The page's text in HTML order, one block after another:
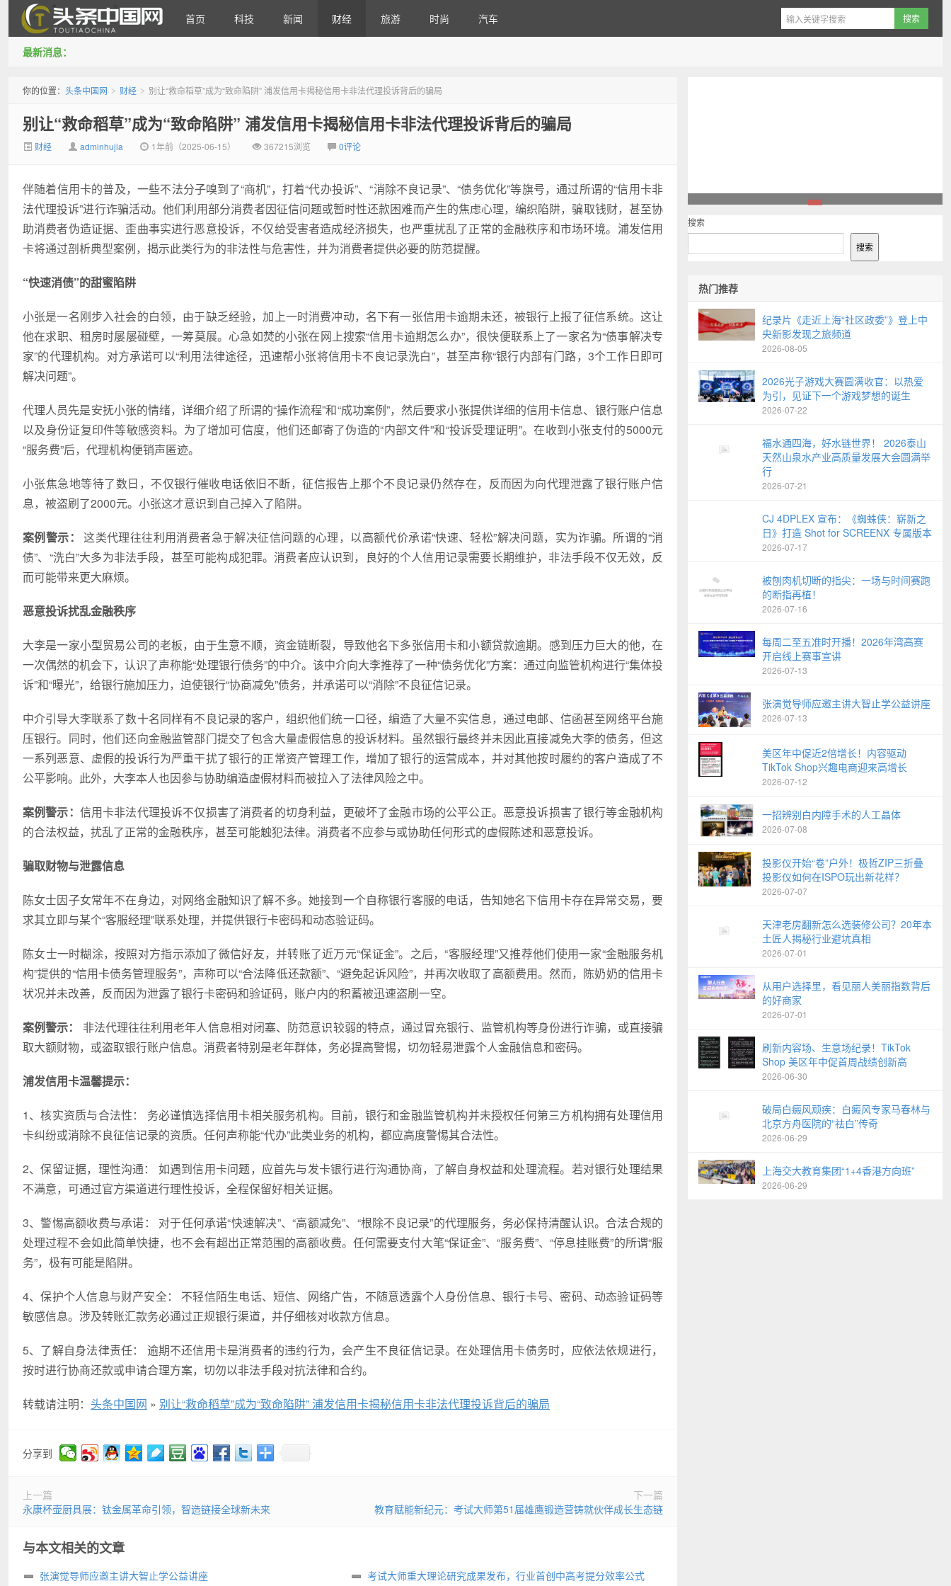
首页 科技 新闻 财经 旅游 时尚 汽车
最新消息：
你的位置： 头条中国网 > 财经 > 别让“救命稻草”成为“致命陷阱” 浦发信用卡揭秘信用卡非法代理投诉背后的骗局
别让“救命稻草”成为“致命陷阱” 浦发信用卡揭秘信用卡非法代理投诉背后的骗局
财经 adminhujia 1年前（2025-06-15） 367215浏览 0评论
伴随着信用卡的普及，一些不法分子嗅到了“商机”，打着“代办投诉”、“消除不良记录”、“债务优化”等旗号，通过所谓的“信用卡非
法代理投诉”进行诈骗活动。他们利用部分消费者因征信问题或暂时性还款困难而产生的焦虑心理，编织陷阱，骗取钱财，甚至协
助消费者伪造证据、歪曲事实进行恶意投诉，不仅给受害者造成经济损失，也严重扰乱了正常的金融秩序和市场环境。浦发信用
卡将通过剖析典型案例，揭示此类行为的非法性与危害性，并为消费者提供必要的防范提醒。
“快速消债”的甜蜜陷阱
小张是一名刚步入社会的白领，由于缺乏经验，加上一时消费冲动，名下有一张信用卡逾期未还，被银行上报了征信系统。这让
他在求职、租房时屡屡碰壁，一筹莫展。心急如焚的小张在网上搜索“信用卡逾期怎么办”，很快便联系上了一家名为“债事解决专
家”的代理机构。对方承诺可以“利用法律途径，迅速帮小张将信用卡不良记录洗白”，甚至声称“银行内部有门路，3个工作日即可
解决问题”。
代理人员先是安抚小张的情绪，详细介绍了所谓的“操作流程”和“成功案例”，然后要求小张提供详细的信用卡信息、银行账户信息
以及身份证复印件等敏感资料。为了增加可信度，他们还邮寄了伪造的“内部文件”和“投诉受理证明”。在收到小张支付的5000元
“服务费”后，代理机构便销声匿迹。
小张焦急地等待了数日，不仅银行催收电话依旧不断，征信报告上那个不良记录仍然存在，反而因为向代理泄露了银行账户信
息，被盗刷了2000元。小张这才意识到自己掉入了陷阱。
案例警示：
这类代理往往利用消费者急于解决征信问题的心理，以高额代价承诺“快速、轻松”解决问题，实为诈骗。所谓的“消
债”、“洗白”大多为非法手段，甚至可能构成犯罪。消费者应认识到，良好的个人信用记录需要长期维护，非法手段不仅无效，反
而可能带来更大麻烦。
恶意投诉扰乱金融秩序
大李是一家小型贸易公司的老板，由于生意不顺，资金链断裂，导致他名下多张信用卡和小额贷款逾期。感到压力巨大的他，在
一次偶然的机会下，认识了声称能“处理银行债务”的中介。该中介向大李推荐了一种“债务优化”方案：通过向监管机构进行“集体投
诉”和“曝光”，给银行施加压力，迫使银行“协商减免”债务，并承诺可以“消除”不良征信记录。
中介引导大李联系了数十名同样有不良记录的客户，组织他们统一口径，编造了大量不实信息，通过电邮、信函甚至网络平台施
压银行。同时，他们还向金融监管部门提交了包含大量虚假信息的投诉材料。虽然银行最终并未因此直接减免大李的债务，但这
一系列恶意、 虚假的投诉行为严重干扰了银行的正常资产管理工作，增加了银行的运营成本，并对其他按时履约的客户造成了不
公平影响。此外，大李本人也因参与协助编造虚假材料而被拉入了法律风险之中。
案例警示： 信用卡非法代理投诉不仅损害了消费者的切身利益，更破坏了金融市场的公平公正。恶意投诉损害了银行等金融机构
的合法权益，扰乱了正常的金融秩序，甚至可能触犯法律。消费者不应参与或协助任何形式的虚假陈述和恶意投诉。
骗取财物与泄露信息
陈女士因子女常年不在身边，对网络金融知识了解不多。她接到一个自称银行客服的电话，告知她名下信用卡存在异常交易，要
求其立即与某个“客服经理”联系处理，并提供银行卡密码和动态验证码。
陈女士一时糊涂，按照对方指示添加了微信好友，并转账了近万元“保证金”。之后，“客服经理”又推荐他们使用一家“金融服务机
构”提供的“信用卡债务管理服务”，声称可以“合法降低还款额”、“避免起诉风险”，并再次收取了高额费用。然而，陈奶奶的信用卡
状况并未改善，反而因为泄露了银行卡密码和验证码，账户内的积蓄被迅速盗刷一空。
案例警示：
非法代理往往利用老年人信息相对闭塞、防范意识较弱的特点，通过冒充银行、监管机构等身份进行诈骗，或直接骗
取大额财物，或盗取银行账户信息。消费者特别是老年群体，务必提高警惕，切勿轻易泄露个人金融信息和密码。
浦发信用卡温馨提示：
1、核实资质与合法性： 务必谨慎选择信用卡相关服务机构。目前，银行和金融监管机构并未授权任何第三方机构拥有处理信用
卡纠纷或消除不良征信记录的资质。任何声称能“代办”此类业务的机构，都应高度警惕其合法性。
2、保留证据，理性沟通： 如遇到信用卡问题，应首先与发卡银行进行沟通协商，了解自身权益和处理流程。若对银行处理结果
不满意，可通过官方渠道进行理性投诉，全程保留好相关证据。
3、警惕高额收费与承诺： 对于任何承诺“快速解决”、“高额减免”、“根除不良记录”的代理服务，务必保持清醒认识。合法合规的
处理过程不会如此简单快捷，也不会有超出正常范围的高额收费。任何需要支付大笔“保证金”、“服务费”、“停息挂账费”的所谓“服
务”，极有可能是陷阱。
4、保护个人信息与财产安全： 不轻信陌生电话、短信、网络广告，不随意透露个人身份信息、银行卡号、密码、动态验证码等
敏感信息。涉及转账汇款务必通过正规银行渠道，并仔细核对收款方信息。
5、了解自身法律责任： 逾期不还信用卡是消费者的违约行为，会产生不良征信记录。在处理信用卡债务时，应依法依规进行，
按时进行协商还款或申请合理方案，切勿以非法手段对抗法律和合约。
转载请注明： 头条中国网 » 别让“救命稻草”成为“致命陷阱” 浦发信用卡揭秘信用卡非法代理投诉背后的骗局
分享到
上一篇
永康杯壶厨具展：钛金属革命引领，智造链接全球新未来
下一篇
教育赋能新纪元：考试大师第51届雄鹰锻造营铸就伙伴成长生态链
与本文相关的文章
张演觉导师应邀主讲大智止学公益讲座 考试大师重大理论研究成果发布，行业首创中高考提分效率公式
搜索
搜索
热门推荐
纪录片《走近上海“社区政委”》登上中
央新影发现之旅频道
2026-08-05
2026光子游戏大赛圆满收官：以热爱
为引，见证下一个游戏梦想的诞生
2026-07-22
福水通四海，好水链世界！ 2026泰山
天然山泉水产业高质量发展大会圆满举
行
2026-07-21
CJ 4DPLEX 宣布：《蜘蛛侠：崭新之
日》打造 Shot for SCREENX 专属版本
2026-07-17
被刨肉机切断的指尖：一场与时间赛跑
的断指再植！
2026-07-16
每周二至五准时开播！2026年湾高赛
开启线上赛事宣讲
2026-07-13
张演觉导师应邀主讲大智止学公益讲座
2026-07-13
美区年中促近2倍增长！内容驱动
TikTok Shop兴趣电商迎来高增长
2026-07-12
一招辨别白内障手术的人工晶体
2026-07-08
投影仪开始“卷”户外！极哲ZIP三折叠
投影仪如何在ISPO玩出新花样？
2026-07-07
天津老房翻新怎么选装修公司？20年本
土匠人揭秘行业避坑真相
2026-07-01
从用户选择里，看见丽人美丽指数背后
的好商家
2026-07-01
刷新内容场、生意场纪录！TikTok
Shop 美区年中促首周战绩创新高
2026-06-30
破局白癜风顽疾：白癜风专家马春林与
北京方舟医院的“祛白”传奇
2026-06-29
上海交大教育集团“1+4香港方向班”
2026-06-29